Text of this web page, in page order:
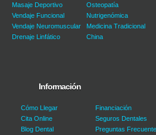
Masaje Deportivo
Vendaje Funcional
Vendaje Neuromuscular
Drenaje Linfático
Osteopatía
Nutrigenómica
Medicina Tradicional
China
Información
Cómo Llegar
Cita Online
Blog Dental
Financiación
Seguros Dentales
Preguntas